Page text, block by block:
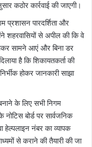
कठोर कार्रवाई की जाएगी।
प्रशासन पारदर्शिता और
शहरवासियों से अपील की कि वे
सामने आएं और बिना डर
है कि शिकायतकर्ता की
होकर जानकारी साझा
के लिए सभी निगम
बोर्ड पर सार्वजनिक
नंबर का व्यापक
से कराने की तैयारी की जा